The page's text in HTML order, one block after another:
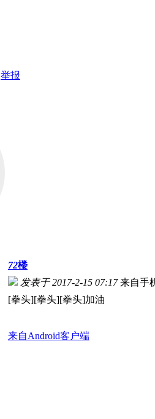
举报
72楼
发表于 2017-2-15 07:17 来自手
[拳头][拳头][拳头]加油
来自Android客户端